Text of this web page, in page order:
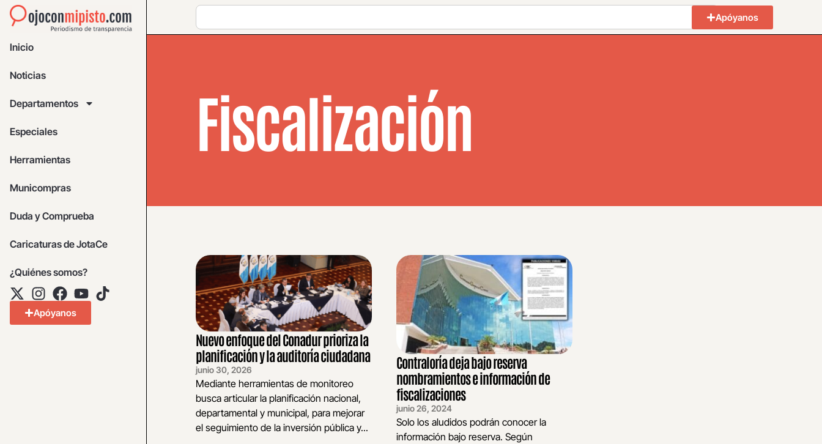
Apóyanos
Inicio
Noticias
Departamentos
Especiales
Herramientas
Municompras
Duda y Comprueba
Caricaturas de JotaCe
¿Quiénes somos?
Apóyanos
Fiscalización
Nuevo enfoque del Conadur prioriza la
planificación y la auditoría ciudadana
junio 30, 2026
Mediante herramientas de monitoreo
busca articular la planificación nacional,
departamental y municipal, para mejorar
el seguimiento de la inversión pública y...
Contraloría deja bajo reserva
nombramientos e información de
fiscalizaciones
junio 26, 2024
Solo los aludidos podrán conocer la
información bajo reserva. Según